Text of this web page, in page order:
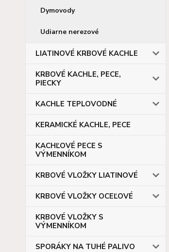
Dymovody
Udiarne nerezové
LIATINOVÉ KRBOVÉ KACHLE
KRBOVÉ KACHLE, PECE,
PIECKY
KACHLE TEPLOVODNÉ
KERAMICKÉ KACHLE, PECE
KACHĽOVÉ PECE S
VÝMENNÍKOM
KRBOVÉ VLOŽKY LIATINOVÉ
KRBOVÉ VLOŽKY OCEĽOVÉ
KRBOVÉ VLOŽKY S
VÝMENNÍKOM
SPORÁKY NA TUHÉ PALIVO